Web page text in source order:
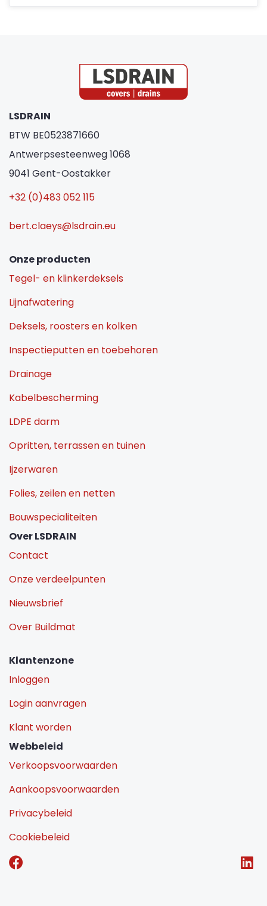
LSDRAIN
BTW BE0523871660
Antwerpsesteenweg 1068
9041 Gent-Oostakker
+32 (0)483 052 115
bert.claeys@lsdrain.eu
Onze producten
Tegel- en klinkerdeksels
Lijnafwatering
Deksels, roosters en kolken
Inspectieputten en toebehoren
Drainage
Kabelbescherming
LDPE darm
Opritten, terrassen en tuinen
Ijzerwaren
Folies, zeilen en netten
Bouwspecialiteiten
Over LSDRAIN
Contact
Onze verdeelpunten
Nieuwsbrief
Over Buildmat
Klantenzone
Inloggen
Login aanvragen
Klant worden
Webbeleid
Verkoopsvoorwaarden
Aankoopsvoorwaarden
Privacybeleid
Cookiebeleid